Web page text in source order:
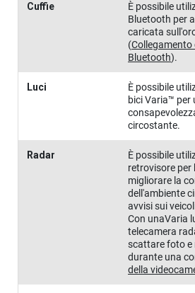
Cuffie
È possibile
Bluetooth per
caricata
(
Bluetooth).
Luci
È possibile
bici Varia™ per
circostante.
Radar
È possibile
retrovisore per
migliorare la
dell'ambiente
avvisi sui
Con unaVaria
telecamera
scattare foto e
durante una
della